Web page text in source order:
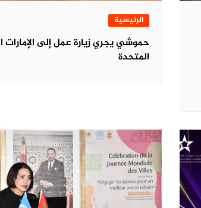
الرئيسية
حموشي يجري زيارة عمل إلى الإمارات
المتحدة